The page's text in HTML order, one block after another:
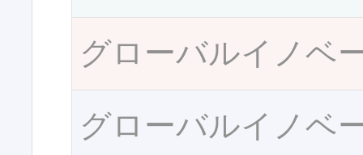
グローバルイノベ
グローバルイノベ